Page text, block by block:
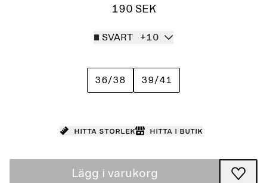
190 SEK
SVART +10
36/38 39/41
Hitta storlek Hitta i butik
Lägg i varukorg